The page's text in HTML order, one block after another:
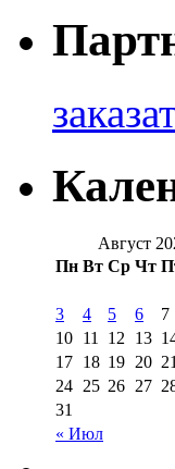
Август
Пн Вт Ср Чт
« Июл
3
4 5 6 7
10 11 12 13
17 18 19 20 21
24 25 26 27
31